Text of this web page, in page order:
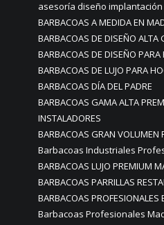
asesoría diseño
BARBACOAS A MEDIDA EN
BARBACOAS DE DISEÑO ALTA
BARBACOAS DE DISEÑO PARA
BARBACOAS DE LUJO PARA
BARBACOAS DÍA DEL PADRE
BARBACOAS GAMA ALTA
INSTALADORES
BARBACOAS GRAN VOLUMEN
Barbacoas Industriales
BARBACOAS LUJO PREMIUM
BARBACOAS PARRILLAS
BARBACOAS PROFESIONALES
Barbacoas Profesionales